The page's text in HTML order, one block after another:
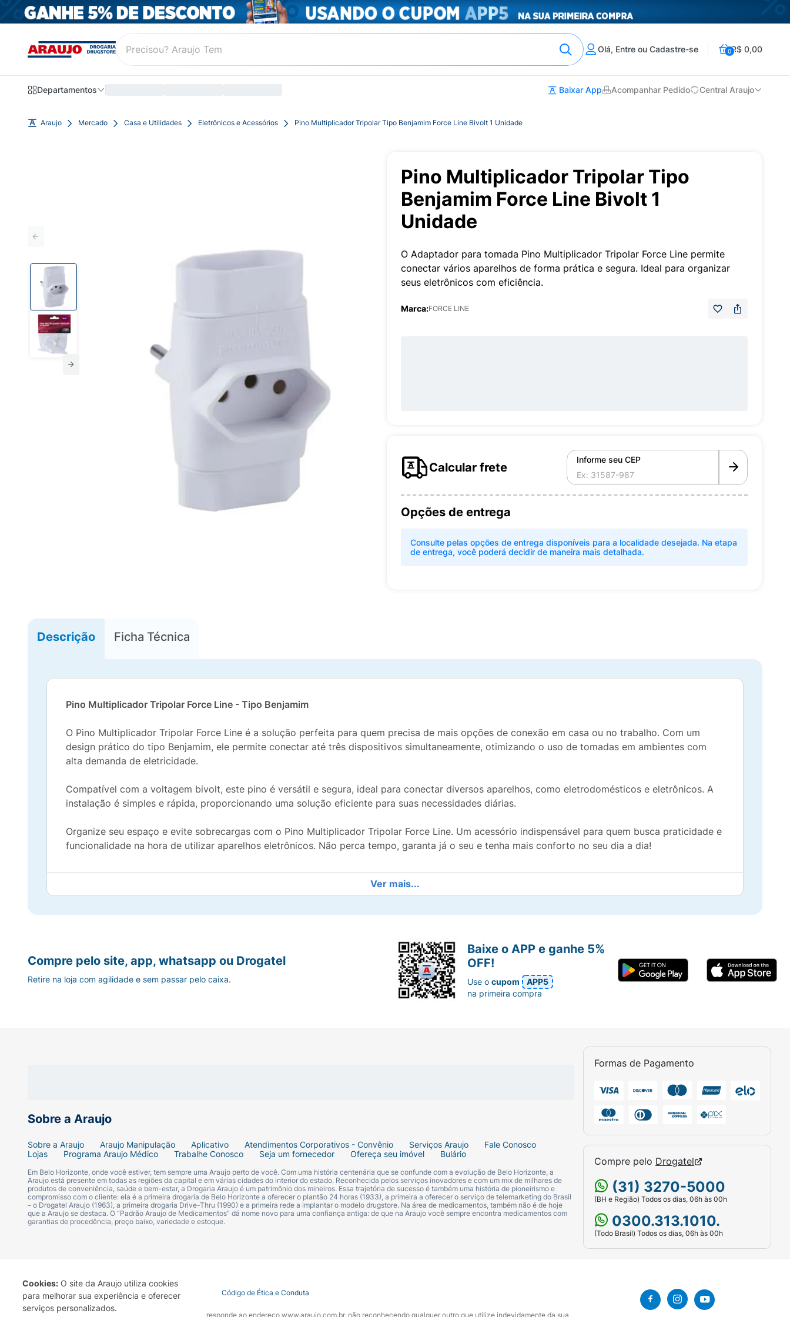
Cookies: O site da Araujo utiliza cookies
para melhorar sua experiência e oferecer
serviços personalizados.
Olá, Entre ou Cadastre-se 0R$ 0,00
Departamentos Baixar App Acompanhar Pedido Central Araujo
Araujo Mercado Casa e Utilidades Eletrônicos e Acessórios Pino Multiplicador Tripolar Tipo Benjamim Force Line Bivolt 1 Unidade
Pino Multiplicador Tripolar Tipo
Benjamim Force Line Bivolt 1
Unidade
O Adaptador para tomada Pino Multiplicador Tripolar Force Line permite
conectar vários aparelhos de forma prática e segura. Ideal para organizar
seus eletrônicos com eficiência.
Marca:FORCE LINE
Calcular frete
Informe seu CEP
Opções de entrega
Consulte pelas opções de entrega disponíveis para a localidade desejada. Na etapa
de entrega, você poderá decidir de maneira mais detalhada.
Descrição Ficha Técnica
Pino Multiplicador Tripolar Force Line - Tipo Benjamim
O Pino Multiplicador Tripolar Force Line é a solução perfeita para quem precisa de mais opções de conexão em casa ou no trabalho. Com um
design prático do tipo Benjamim, ele permite conectar até três dispositivos simultaneamente, otimizando o uso de tomadas em ambientes com
alta demanda de eletricidade.
Compatível com a voltagem bivolt, este pino é versátil e segura, ideal para conectar diversos aparelhos, como eletrodomésticos e eletrônicos. A
instalação é simples e rápida, proporcionando uma solução eficiente para suas necessidades diárias.
Organize seu espaço e evite sobrecargas com o Pino Multiplicador Tripolar Force Line. Um acessório indispensável para quem busca praticidade e
funcionalidade na hora de utilizar aparelhos eletrônicos. Não perca tempo, garanta já o seu e tenha mais conforto no seu dia a dia!
Ver mais...
Sobre a Araujo
Sobre a Araujo Araujo Manipulação Aplicativo Atendimentos Corporativos - Convênio Serviços Araujo
Fale Conosco
Lojas
Programa Araujo Médico Trabalhe Conosco Seja um fornecedor Ofereça seu imóvel Bulário
Em Belo Horizonte, onde você estiver, tem sempre uma Araujo perto de você. Com uma história centenária que se confunde com a evolução de Belo Horizonte, a
Araujo está presente em todas as regiões da capital e em várias cidades do interior do estado. Reconhecida pelos serviços inovadores e com um mix de milhares de
produtos de conveniência, saúde e bem-estar, a Drogaria Araujo é um patrimônio dos mineiros. Essa trajetória de sucesso é também uma história de pioneirismo e
compromisso com o cliente: ela é a primeira drogaria de Belo Horizonte a oferecer o plantão 24 horas (1933), a primeira a oferecer o serviço de telemarketing do Brasil
– o Drogatel Araujo (1963), a primeira drogaria Drive-Thru (1990) e a primeira rede a implantar o modelo drugstore. Na área de medicamentos, também não é de hoje
que a Araujo se destaca. O “Padrão Araujo de Medicamentos” dá nome novo para uma confiança antiga: de que na Araujo você sempre encontra medicamentos com
garantias de procedência, preço baixo, variedade e estoque.
Formas de Pagamento
Compre pelo Drogatel
(31) 3270-5000
(BH e Região) Todos os dias, 06h às 00h
0300.313.1010.
(Todo Brasil) Todos os dias, 06h às 00h
Compre pelo site, app, whatsapp ou Drogatel
Retire na loja com agilidade e sem passar pelo caixa.
Baixe o APP e ganhe 5%
OFF!
Use ocupom
APP5
na primeira compra
Termo de Uso Portal da Privacidade Covid-19 Código de Ética e Conduta
A Drogaria Araujo S/A informa que o seu site oficial corresponde ao endereço www.araujo.com.br, não reconhecendo qualquer outro que utilize indevidamente da sua